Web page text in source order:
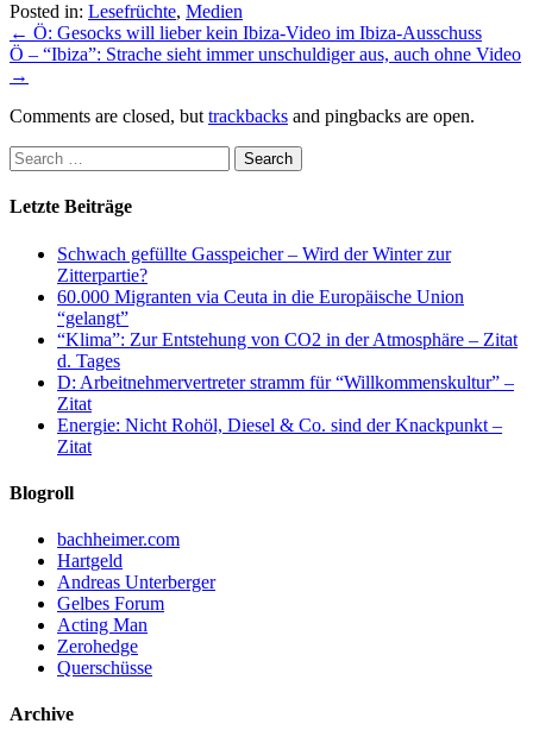
Posted in: Lesefrüchte, Medien
← Ö: Gesocks will lieber kein Ibiza-Video im Ibiza-Ausschuss
Ö – “Ibiza”: Strache sieht immer unschuldiger aus, auch ohne Video
→
Comments are closed, but trackbacks and pingbacks are open.
Letzte Beiträge
Schwach gefüllte Gasspeicher – Wird der Winter zur
Zitterpartie?
60.000 Migranten via Ceuta in die Europäische Union
“gelangt”
“Klima”: Zur Entstehung von CO2 in der Atmosphäre – Zitat
d. Tages
D: Arbeitnehmervertreter stramm für “Willkommenskultur” –
Zitat
Energie: Nicht Rohöl, Diesel & Co. sind der Knackpunkt –
Zitat
Blogroll
bachheimer.com
Hartgeld
Andreas Unterberger
Gelbes Forum
Acting Man
Zerohedge
Querschüsse
Archive